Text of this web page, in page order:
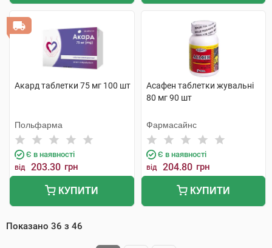
Акард таблетки 75 мг 100 шт
Польфарма
Є в наявності
від 203.30 грн
КУПИТИ
Асафен таблетки жувальні
80 мг 90 шт
Фармасайнс
Є в наявності
від 204.80 грн
КУПИТИ
Показано 36 з 46